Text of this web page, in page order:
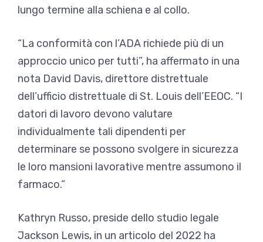
lungo termine alla schiena e al collo.
“La conformità con l’ADA richiede più di un
approccio unico per tutti”, ha affermato in una
nota David Davis, direttore distrettuale
dell’ufficio distrettuale di St. Louis dell’EEOC. “I
datori di lavoro devono valutare
individualmente tali dipendenti per
determinare se possono svolgere in sicurezza
le loro mansioni lavorative mentre assumono il
farmaco.”
Kathryn Russo, preside dello studio legale
Jackson Lewis, in un articolo del 2022 ha